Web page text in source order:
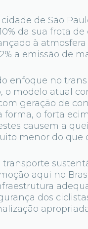
cidade de São
da sua frota
à
a emissão de
enfoque no
o modelo atual
geração de
forma, o
causem a
menor do que
aqui no
dos